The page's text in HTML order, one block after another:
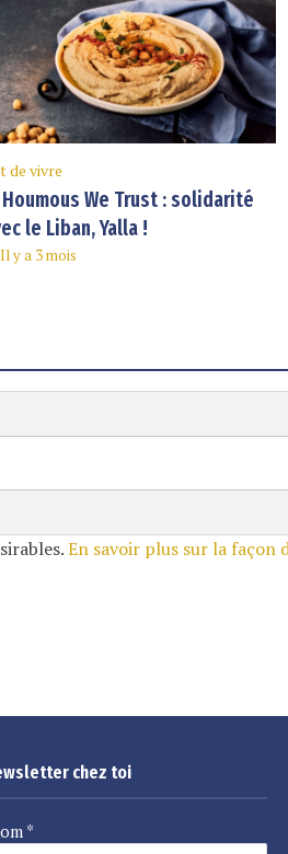
de vivre
We Trust : solidarité
le Liban, Yalla !
Il y a 3 mois
En savoir plus sur la façon
chez toi
*